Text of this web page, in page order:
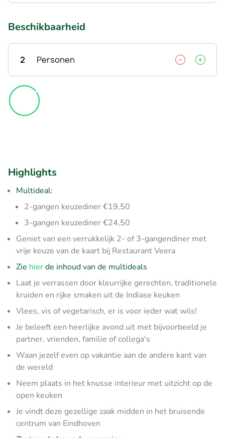
Beschikbaarheid
2 Personen
Highlights
Multideal:
2-gangen keuzediner €19,50
3-gangen keuzediner €24,50
Geniet van een verrukkelijk 2- of 3-gangendiner met
vrije keuze van de kaart bij Restaurant Veera
Zie hierde inhoud van de multideals
Laat je verrassen door kleurrijke gerechten, traditionele
kruiden en rijke smaken uit de Indiase keuken
Vlees, vis of vegetarisch, er is voor ieder wat wils!
Je beleeft een heerlijke avond uit met bijvoorbeeld je
partner, vrienden, familie of collega's
Waan jezelf even op vakantie aan de andere kant van
de wereld
Neem plaats in het knusse interieur met uitzicht op de
open keuken
Je vindt deze gezellige zaak midden in het bruisende
centrum van Eindhoven